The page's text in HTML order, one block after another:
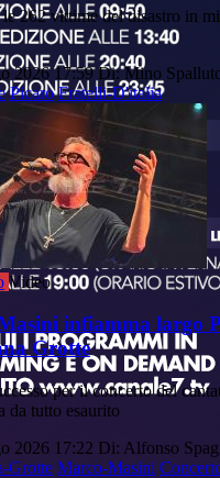
262 vittime del disastro in
2026 17:59 Di: Mino
Picaro Fratelli-D'italia
Video
infiamma largo
Grotte
per il concerto del
da tutto esaurito
2026 17:22 Di: Alfonso
Grotte Marco-Masini